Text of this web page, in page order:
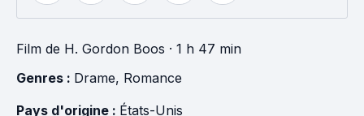
Film de H. Gordon Boos · 1 h 47 min
Genres : Drame, Romance
Pays d'origine : États-Unis